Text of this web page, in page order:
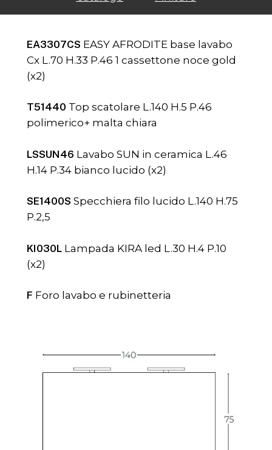
EA3307CS EASY AFRODITE base lavabo
Cx L.70 H.33 P.46 1 cassettone noce gold
(x2)
T51440 Top scatolare L.140 H.5 P.46
polimerico+ malta chiara
LSSUN46 Lavabo SUN in ceramica L.46
H.14 P.34 bianco lucido (x2)
SE1400S Specchiera filo lucido L.140 H.75
P.2,5
KI030L Lampada KIRA led L.30 H.4 P.10
(x2)
F Foro lavabo e rubinetteria